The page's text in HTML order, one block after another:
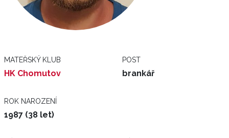
MATEŘSKÝ KLUB
HK Chomutov
POST
brankář
ROK NAROZENÍ
1987 (38 let)